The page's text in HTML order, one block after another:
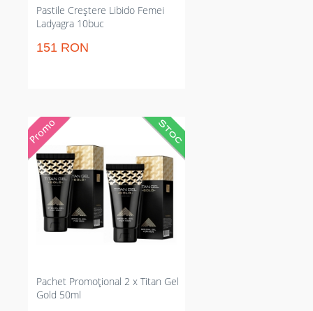
Pastile Creștere Libido Femei
Ladyagra 10buc
151 RON
Pachet Promoțional 2 x Titan Gel
Gold 50ml
Gel pentru mărire vizibilă a
lungimii și erecții mai ferme.
Micșorează întreruperile în timpul
actului și extinde mărimea cu
până la 3–5 cm conform formulei.
Pachetul 2x50ml asigură
continuitate pentru 2–3 luni de
remediu concentrată pe rezultate
palpabile și predictibile de la o